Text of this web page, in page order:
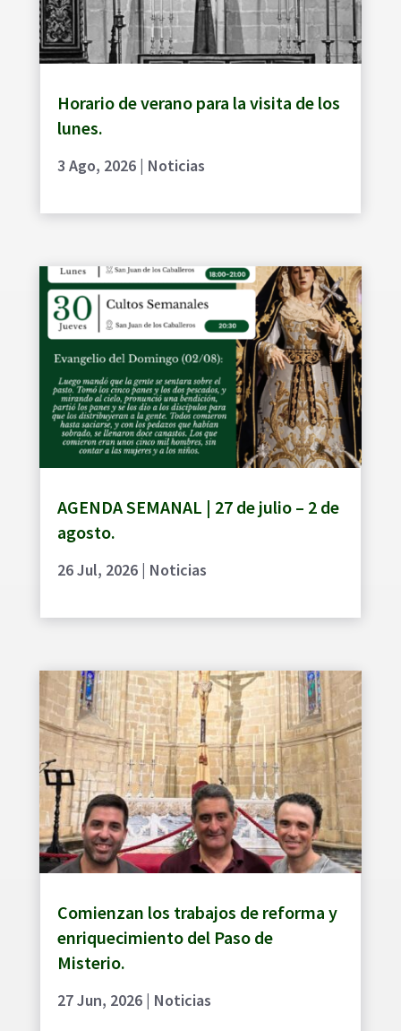
Horario de verano para la visita de los
lunes.
3 Ago, 2026| Noticias
AGENDA SEMANAL | 27 de julio – 2 de
agosto.
26 Jul, 2026| Noticias
Comienzan los trabajos de reforma y
enriquecimiento del Paso de
Misterio.
27 Jun, 2026| Noticias